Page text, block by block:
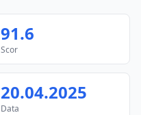
91.6
Scor
20.04.2025
Data